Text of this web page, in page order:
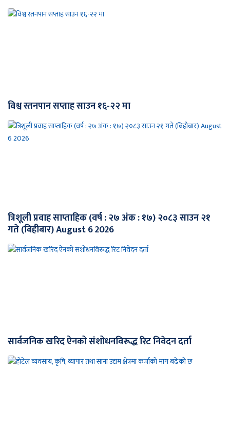
विश्व स्तनपान सप्ताह साउन १६-२२ मा
त्रिशूली प्रवाह साप्ताहिक (वर्ष : २७ अंक : १७) २०८३ साउन २१
गते (बिहीबार) August 6 2026
सार्वजनिक खरिद ऐनको संशोधनविरूद्ध रिट निवेदन दर्ता